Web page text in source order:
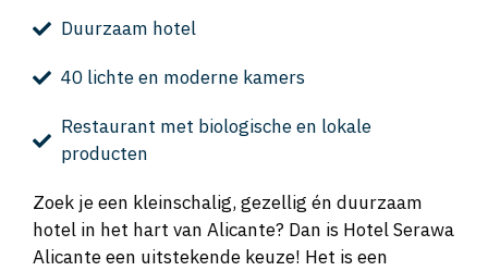
Duurzaam hotel
40 lichte en moderne kamers
Restaurant met biologische en lokale
producten
Zoek je een kleinschalig, gezellig én duurzaam
hotel in het hart van Alicante? Dan is Hotel Serawa
Alicante een uitstekende keuze! Het is een